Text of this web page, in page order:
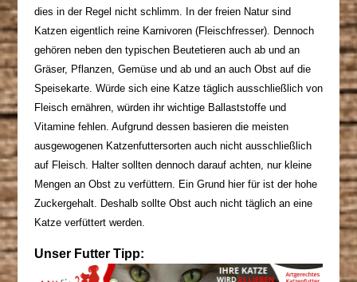
dies in der Regel nicht schlimm. In der freien Natur sind
Katzen eigentlich reine Karnivoren (Fleischfresser). Dennoch
gehören neben den typischen Beutetieren auch ab und an
Gräser, Pflanzen, Gemüse und ab und an auch Obst auf die
Speisekarte. Würde sich eine Katze täglich ausschließlich von
Fleisch ernähren, würden ihr wichtige Ballaststoffe und
Vitamine fehlen. Aufgrund dessen basieren die meisten
ausgewogenen Katzenfuttersorten auch nicht ausschließlich
auf Fleisch. Halter sollten dennoch darauf achten, nur kleine
Mengen an Obst zu verfüttern. Ein Grund hier für ist der hohe
Zuckergehalt. Deshalb sollte Obst auch nicht täglich an eine
Katze verfüttert werden.
Unser Futter Tipp: